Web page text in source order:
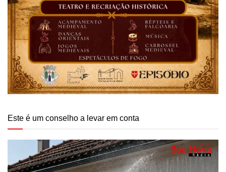
Este é um conselho a levar em conta